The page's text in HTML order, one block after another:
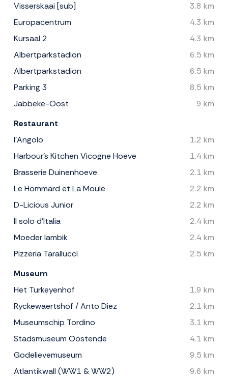
Visserskaai [sub]
3.8 km
Europacentrum
4.3 km
Kursaal 2
4.3 km
Albertparkstadion
6.5 km
Albertparkstadion
6.5 km
Parking 3
8.5 km
Jabbeke-Oost
9 km
Restaurant
l'Angolo
1.2 km
Harbour's Kitchen Vicogne Hoeve
1.4 km
Brasserie Duinenhoeve
2.1 km
Le Hommard et La Moule
2.2 km
D-Licious Junior
2.2 km
Il solo d'Italia
2.4 km
Moeder lambik
2.4 km
Pizzeria Tarallucci
2.5 km
Museum
Het Turkeyenhof
1.9 km
Ryckewaertshof / Anto Diez
2.1 km
Museumschip Tordino
3.1 km
Stadsmuseum Oostende
4.1 km
Godelievemuseum
9.5 km
Atlantikwall (WW1 & WW2)
9.6 km